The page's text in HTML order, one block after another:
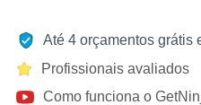
Até 4 orçamentos grátis
Profissionais avaliados
Como funciona o